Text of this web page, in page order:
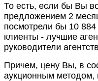
То есть, если бы Вы
предложением 2
посмотрели бы 10
клиенты - лучшие
руководители
Причем, цену Вы, в
аукционным методом,